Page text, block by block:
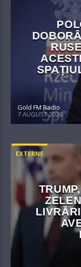
Gold FM Radio
7 AUGUST 2026
EXTERNE